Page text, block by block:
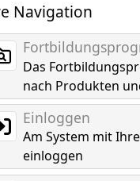
Navigation
Das
nach Produkten
Einloggen
Am System mit
einloggen